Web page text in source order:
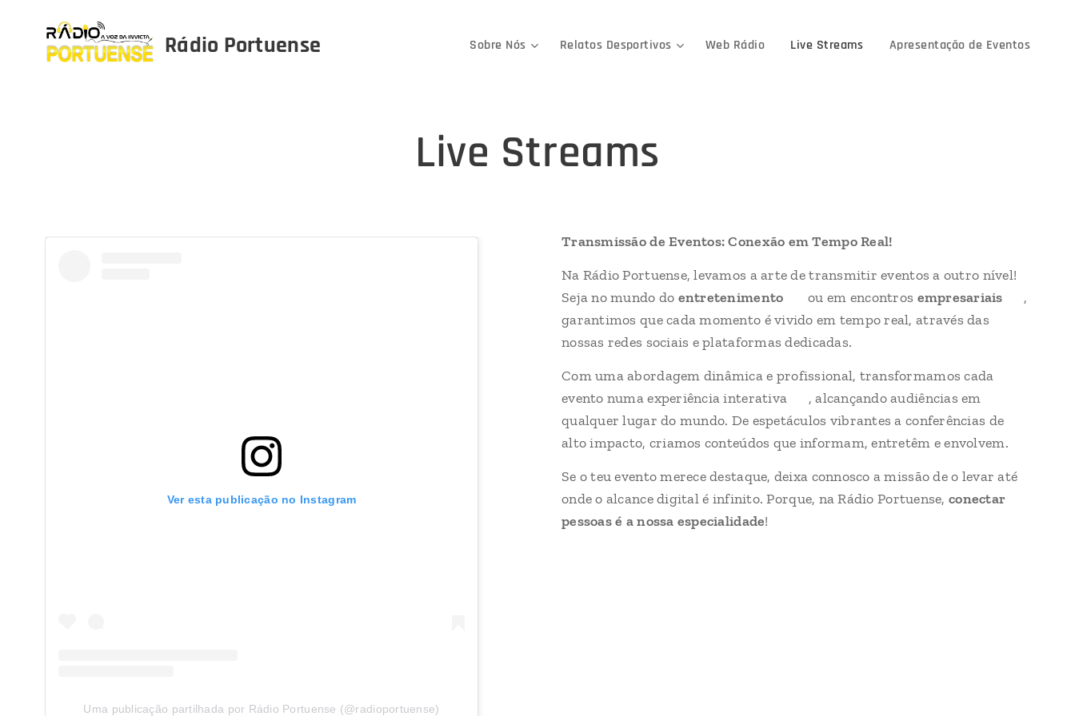
Rádio Portuense Sobre Nós Relatos Desportivos Web Rádio Live Streams Apresentação de Eventos
Live Streams
Ver esta publicação no Instagram
Uma publicação partilhada por Rádio Portuense (@radioportuense)
Transmissão de Eventos: Conexão em Tempo Real!
Na Rádio Portuense, levamos a arte de transmitir eventos a outro nível!
Seja no mundo do entretenimento 🌟 ou em encontros empresariais 🤝,
garantimos que cada momento é vivido em tempo real, através das
nossas redes sociais e plataformas dedicadas.
Com uma abordagem dinâmica e profissional, transformamos cada
evento numa experiência interativa 📲, alcançando audiências em
qualquer lugar do mundo. De espetáculos vibrantes a conferências de
alto impacto, criamos conteúdos que informam, entretêm e envolvem.
Se o teu evento merece destaque, deixa connosco a missão de o levar até
onde o alcance digital é infinito. Porque, na Rádio Portuense,conectar
pessoas é a nossa especialidade! 🚀🎙️